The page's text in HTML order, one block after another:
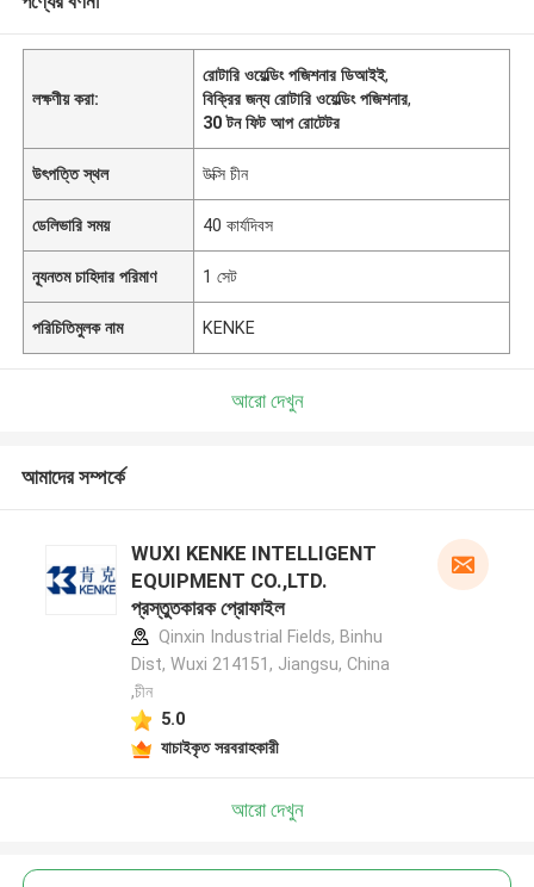
লক্ষণীয় করা:
রোটারি ওয়েল্ডিং পজিশনার ডিআইই,
বিক্রির জন্য রোটারি ওয়েল্ডিং পজিশনার,
30 টন ফিট আপ রোটেটর
উৎপত্তি স্থল উক্সি চীন
ডেলিভারি সময় 40 কার্যদিবস
ন্যূনতম চাহিদার পরিমাণ 1 সেট
পরিচিতিমুলক নাম KENKE
আরো দেখুন
আমাদের সম্পর্কে
WUXI KENKE INTELLIGENT
EQUIPMENT CO.,LTD.
প্রস্তুতকারক প্রোফাইল
Qinxin Industrial Fields, Binhu
Dist, Wuxi 214151, Jiangsu, China
,চীন
5.0
যাচাইকৃত সরবরাহকারী
আরো দেখুন